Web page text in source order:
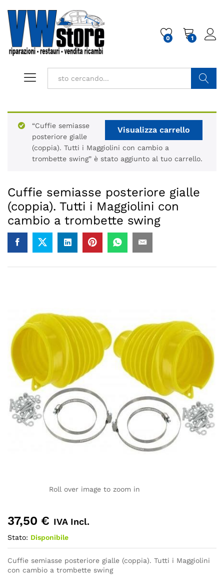
0 1
Visualizza carrello
“Cuffie semiasse
posteriore gialle
(coppia). Tutti i Maggiolini con cambio a
trombette swing” è stato aggiunto al tuo carrello.
Cuffie semiasse posteriore gialle
(coppia). Tutti i Maggiolini con
cambio a trombette swing
Roll over image to zoom in
37,50 € IVA Incl.
Stato: Disponibile
Cuffie semiasse posteriore gialle (coppia). Tutti i Maggiolini
con cambio a trombette swing